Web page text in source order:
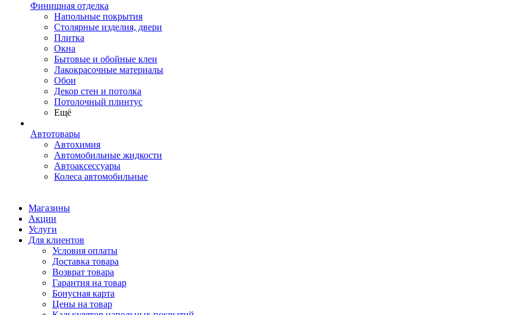
Финишная отделка
Напольные покрытия
Столярные изделия, двери
Плитка
Окна
Бытовые и обойные клеи
Лакокрасочные материалы
Обои
Декор стен и потолка
Потолочный плинтус
Ещё
Автотовары
Автохимия
Автомобильные жидкости
Автоаксессуары
Колеса автомобильные
Магазины
Акции
Услуги
Для клиентов
Условия оплаты
Доставка товара
Возврат товара
Гарантия на товар
Бонусная карта
Цены на товар